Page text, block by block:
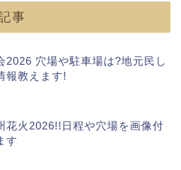
事
2026 穴場や駐車場は?地元民し
報教えます!
花火2026!!日程や穴場を画像付
す